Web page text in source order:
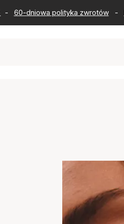
- 60-dniowa polityka zwrotów -